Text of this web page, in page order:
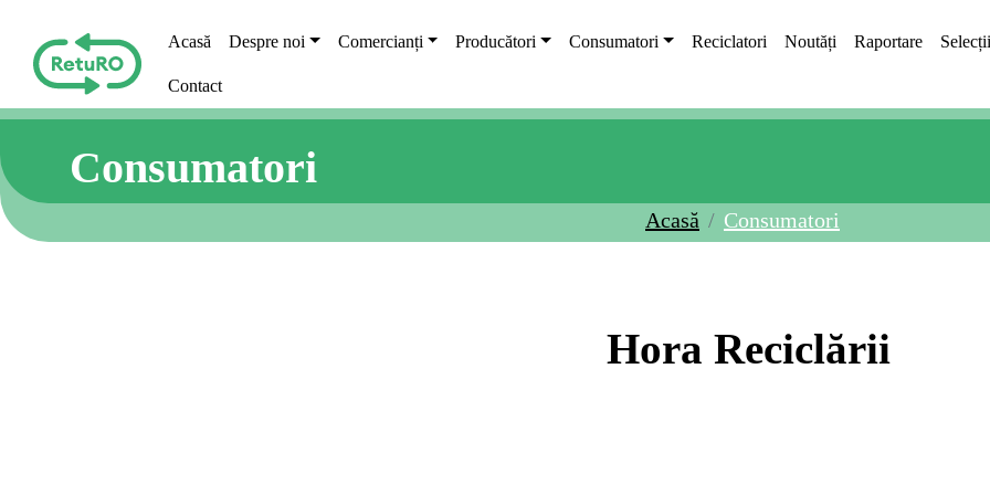
Main navigation
Acasă Despre noi Comercianți Producători Consumatori Reciclatori Noutăți Raportare
Contact
Consumatori
Acasă Consumatori
Hora Reciclării